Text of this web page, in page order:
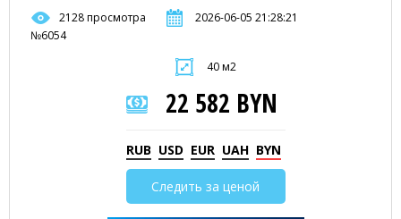
2128 просмотра
2026-06-05 21:28:21
№6054
40 м2
22 582 BYN
RUB USD EUR UAH BYN
Следить за ценой